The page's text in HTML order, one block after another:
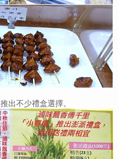
出不少禮盒選擇。